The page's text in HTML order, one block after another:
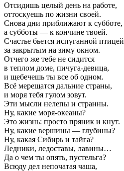
Отсидишь целый день на работе,
оттоскуешь по жизни своей.
Снова дни приближают к субботе,
а субботы — к кончине твоей.
Счастье бьется испуганной птицей
за закрытым на зиму окном.
Отчего же тебе не сидится
в теплом доме, пичуга-девица,
и щебечешь ты все об одном.
Всё мерещатся дальние страны,
и моря тебя гулом зовут.
Эти мысли нелепы и странны.
Ну, какие моря-океаны?
Это жизнь: просто пряник и кнут.
Ну, какие вершины — глубины?
Ну, какая Сибирь и тайга?
Ледники, ледоставы, лавины…
Да о чем ты опять, пустельга?
Всюду дел непочатая чаша,